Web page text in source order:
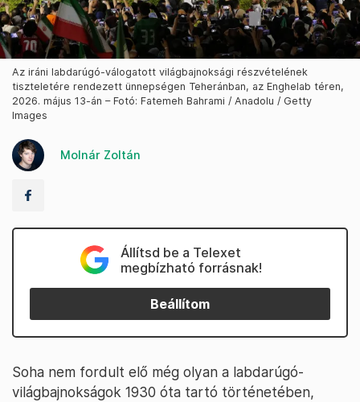
Az iráni labdarúgó-válogatott világbajnoksági részvételének
tiszteletére rendezett ünnepségen Teheránban, az Enghelab téren,
2026. május 13-án – Fotó: Fatemeh Bahrami / Anadolu / Getty
Images
Molnár Zoltán
Állítsd be a Telexet
megbízható forrásnak!
Beállítom
Soha nem fordult elő még olyan a labdarúgó-
világbajnokságok 1930 óta tartó történetében,